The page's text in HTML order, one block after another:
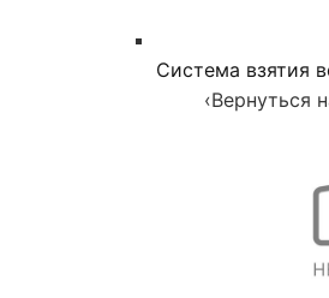
Система взятия
‹Вернуться